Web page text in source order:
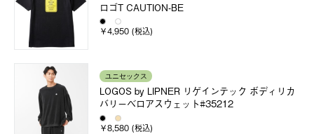
ロゴT CAUTION-BE
￥4,950 (税込)
ユニセックス
LOGOS by LIPNER リゲインテック ボディリカ
バリーベロアスウェット#35212
￥8,580 (税込)